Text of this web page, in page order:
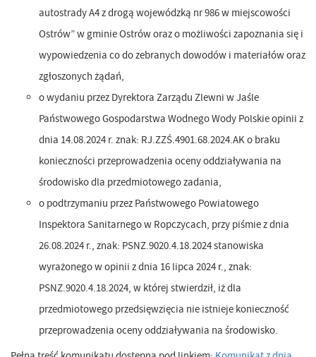
autostrady A4 z drogą wojewódzką nr 986 w miejscowości
Ostrów” w gminie Ostrów oraz o możliwości zapoznania się i
wypowiedzenia co do zebranych dowodów i materiałów oraz
zgłoszonych żądań,
o wydaniu przez Dyrektora Zarządu Zlewni w Jaśle
Państwowego Gospodarstwa Wodnego Wody Polskie opinii z
dnia 14.08.2024 r. znak: RJ.ZZŚ.4901.68.2024.AK o braku
konieczności przeprowadzenia oceny oddziaływania na
środowisko dla przedmiotowego zadania,
o podtrzymaniu przez Państwowego Powiatowego
Inspektora Sanitarnego w Ropczycach, przy piśmie z dnia
26.08.2024 r., znak: PSNZ.9020.4.18.2024 stanowiska
wyrażonego w opinii z dnia 16 lipca 2024 r., znak:
PSNZ.9020.4.18.2024, w której stwierdził, iż dla
przedmiotowego przedsięwzięcia nie istnieje konieczność
przeprowadzenia oceny oddziaływania na środowisko.